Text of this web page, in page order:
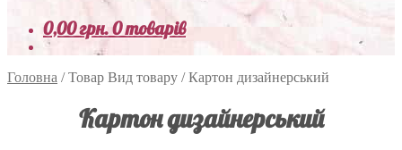
0,00грн.0 товарів
Головна /Товар Вид товару /Картон дизайнерський
Картон дизайнерський